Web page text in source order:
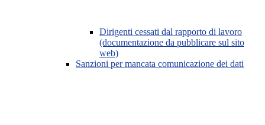
Dirigenti cessati dal rapporto di lavoro
(documentazione da pubblicare sul sito
web)
Sanzioni per mancata comunicazione dei dati